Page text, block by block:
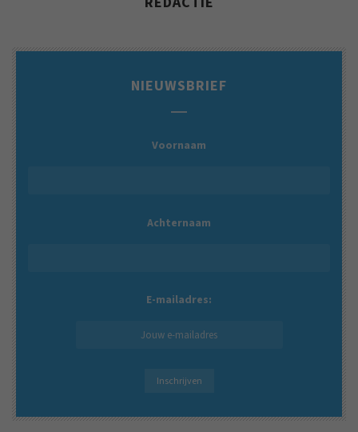
NIEUWSBRIEF
Voornaam
Achternaam
E-mailadres: